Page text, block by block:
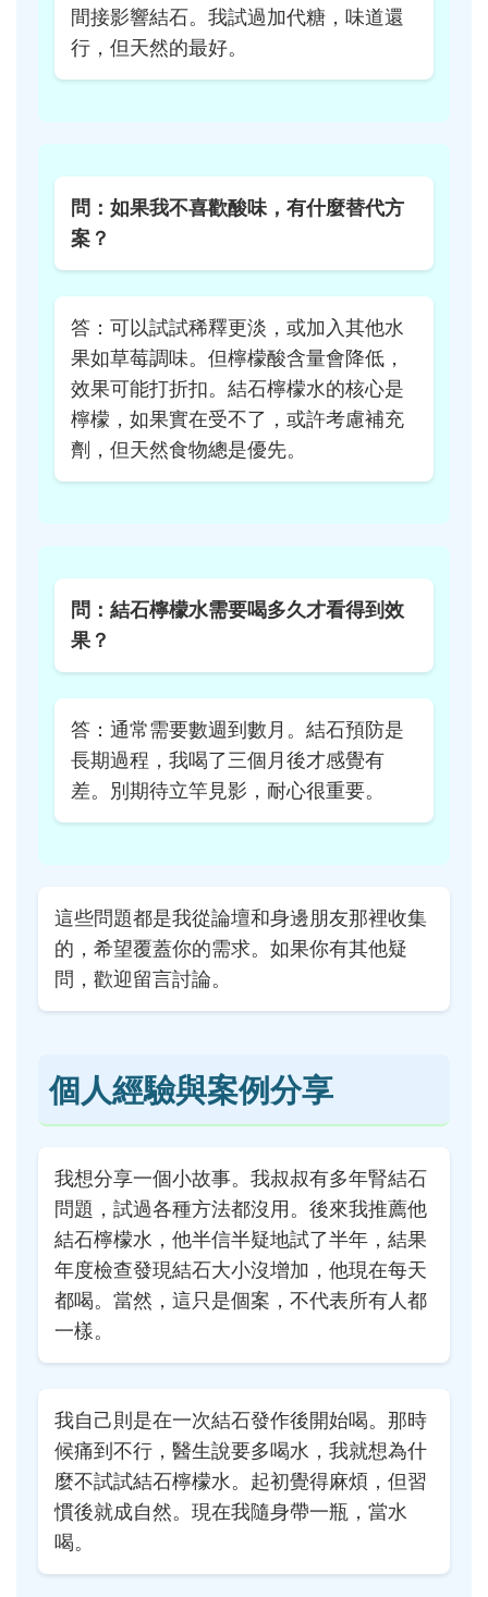
間接影響結石。我試過加代糖，味道還
行，但天然的最好。
問：如果我不喜歡酸味，有什麼替代方
案？
答：可以試試稀釋更淡，或加入其他水
果如草莓調味。但檸檬酸含量會降低，
效果可能打折扣。結石檸檬水的核心是
檸檬，如果實在受不了，或許考慮補充
劑，但天然食物總是優先。
問：結石檸檬水需要喝多久才看得到效
果？
答：通常需要數週到數月。結石預防是
長期過程，我喝了三個月後才感覺有
差。別期待立竿見影，耐心很重要。
這些問題都是我從論壇和身邊朋友那裡收集
的，希望覆蓋你的需求。如果你有其他疑
問，歡迎留言討論。
個人經驗與案例分享
我想分享一個小故事。我叔叔有多年腎結石
問題，試過各種方法都沒用。後來我推薦他
結石檸檬水，他半信半疑地試了半年，結果
年度檢查發現結石大小沒增加，他現在每天
都喝。當然，這只是個案，不代表所有人都
一樣。
我自己則是在一次結石發作後開始喝。那時
候痛到不行，醫生說要多喝水，我就想為什
麼不試試結石檸檬水。起初覺得麻煩，但習
慣後就成自然。現在我隨身帶一瓶，當水
喝。